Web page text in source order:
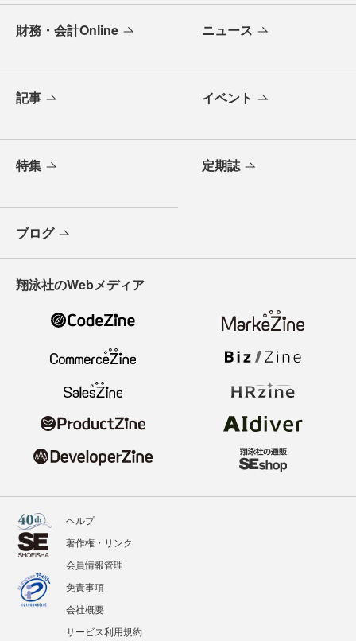
財務・会計Online ニュース
記事 イベント
特集 定期誌
ブログ
翔泳社のWebメディア
ヘルプ
著作権・リンク
会員情報管理
免責事項
会社概要
サービス利用規約